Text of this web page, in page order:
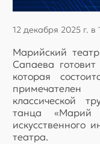
12 декабря 2025 г. в
Марийский
Сапаева готовит
которая
классической
танца «Марий
искусственного
театра.